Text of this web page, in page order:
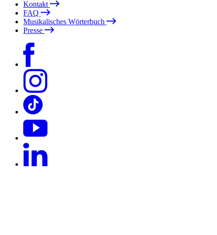
Kontakt
FAQ
Musikalisches Wörterbuch
Presse